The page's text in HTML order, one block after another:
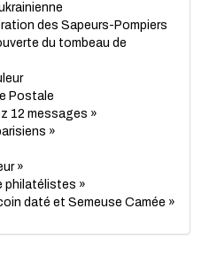
des Sapeurs-Pompiers
du tombeau de
Postale
12 messages »
»
»
philatélistes »
daté et Semeuse Camée »